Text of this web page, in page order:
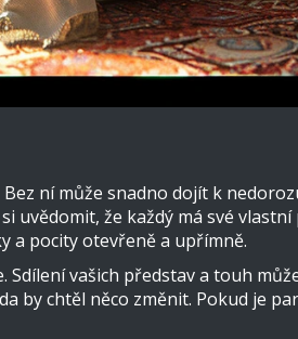
ní může snadno dojít k
uvědomit, že každý má své
a pocity otevřeně a upřímně.
vašich představ a touh
by chtěl něco změnit. Pokud je